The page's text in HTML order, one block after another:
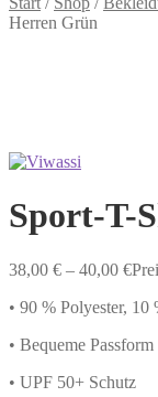
Herren Grün
Sport-T-
38,00 € – 40,00 €
• 90 % Polyester, 10
• Bequeme Passform
• UPF 50+ Schutz